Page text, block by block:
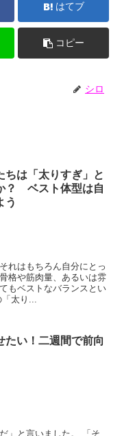
はてブ
コピー
シロ
ちは「太りすぎ」と
？ ベスト体型は自
う
れはもちろん自分にとっ
格や筋肉量、あるいは雰
もベストなバランスとい
太り...
たい！二週間で前向
」と言いました。 「そ